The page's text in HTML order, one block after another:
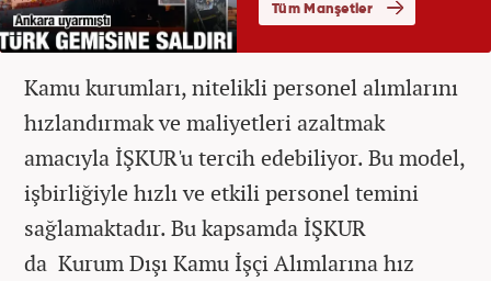
Kamu kurumları, nitelikli personel alımlarını
hızlandırmak ve maliyetleri azaltmak
amacıyla İŞKUR'u tercih edebiliyor. Bu model,
işbirliğiyle hızlı ve etkili personel temini
sağlamaktadır. Bu kapsamda İŞKUR
da Kurum Dışı Kamu İşçi Alımlarına hız